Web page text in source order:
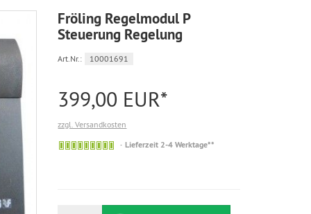
Fröling Regelmodul P
Steuerung Regelung
Art.Nr.: 10001691
399,00 EUR*
zzgl. Versandkosten
AufLieferzeit 2-4 Werktage**